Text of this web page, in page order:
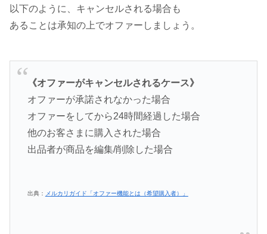
以下のように、キャンセルされる場合も
あることは承知の上でオファーしましょう。
《オファーがキャンセルされるケース》
オファーが承諾されなかった場合
オファーをしてから24時間経過した場合
他のお客さまに購入された場合
出品者が商品を編集/削除した場合
出典： メルカリガイド「オファー機能とは（希望購入者）」